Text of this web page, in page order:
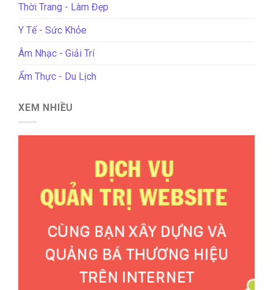
Thời Trang - Làm Đẹp
Y Tế - Sức Khỏe
Âm Nhạc - Giải Trí
Ẩm Thực - Du Lịch
XEM NHIỀU